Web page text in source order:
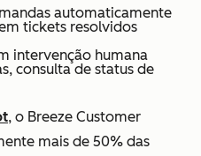
automaticamente
tickets resolvidos
intervenção humana
consulta de status de
, o Breeze Customer
mais de 50% das